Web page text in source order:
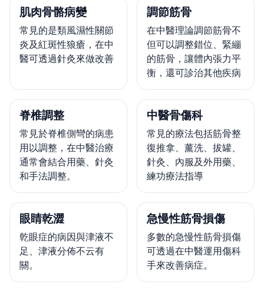
肌肉骨骼病變
常見的是類風濕性關節
炎及紅斑性狼瘡，在中
醫可透過針灸來做改善
調節筋骨
在中醫理論調節筋骨不
但可以調整錯位、緊繃
的筋骨，讓體內張力平
衡，還可診治其他疾病
脊椎調整
常見於脊椎側彎的病患
用以調整，在中醫治療
通常會結合用藥、針灸
和手法調整。
中醫骨傷科
常見的療法包括筋骨整
復推拿、薰洗、拔罐、
針灸、內服及外用藥、
練功療法指導
眼睛乾澀
乾眼症的病因與津液不
足、津液分佈不云有
關。
急慢性筋骨損傷
多數的急慢性筋骨損傷
可透過在中醫運用傷科
手來改善病症。